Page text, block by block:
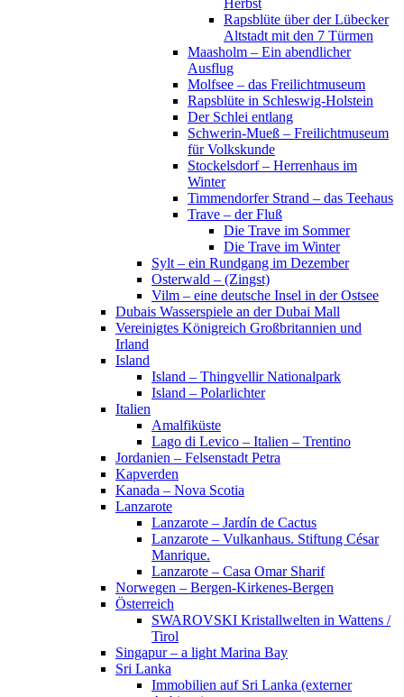
Herbst
Rapsblüte über der Lübecker
Altstadt mit den 7 Türmen
Maasholm – Ein abendlicher
Ausflug
Molfsee – das Freilichtmuseum
Rapsblüte in Schleswig-Holstein
Der Schlei entlang
Schwerin-Mueß – Freilichtmuseum
für Volkskunde
Stockelsdorf – Herrenhaus im
Winter
Timmendorfer Strand – das Teehaus
Trave – der Fluß
Die Trave im Sommer
Die Trave im Winter
Sylt – ein Rundgang im Dezember
Osterwald – (Zingst)
Vilm – eine deutsche Insel in der Ostsee
Dubais Wasserspiele an der Dubai Mall
Vereinigtes Königreich Großbritannien und
Irland
Island
Island – Thingvellir Nationalpark
Island – Polarlichter
Italien
Amalfiküste
Lago di Levico – Italien – Trentino
Jordanien – Felsenstadt Petra
Kapverden
Kanada – Nova Scotia
Lanzarote
Lanzarote – Jardín de Cactus
Lanzarote – Vulkanhaus. Stiftung César
Manrique.
Lanzarote – Casa Omar Sharif
Norwegen – Bergen-Kirkenes-Bergen
Österreich
SWAROVSKI Kristallwelten in Wattens /
Tirol
Singapur – a light Marina Bay
Sri Lanka
Immobilien auf Sri Lanka (externer